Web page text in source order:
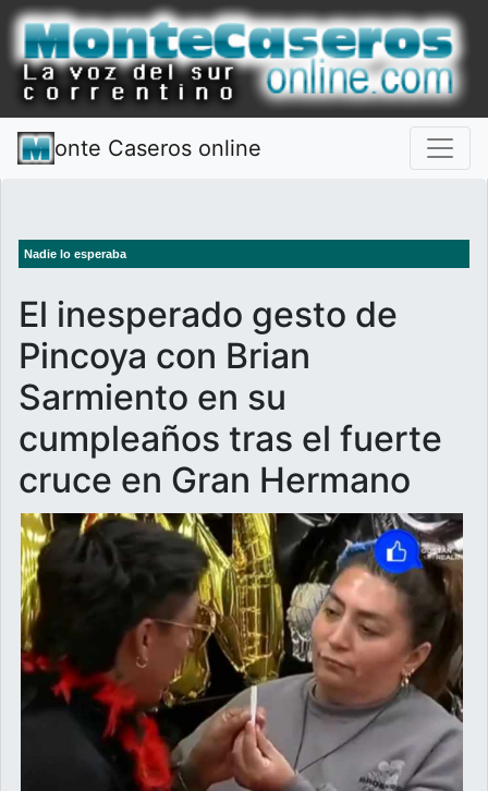
onte Caseros online
Nadie lo esperaba
El inesperado gesto de
Pincoya con Brian
Sarmiento en su
cumpleaños tras el fuerte
cruce en Gran Hermano